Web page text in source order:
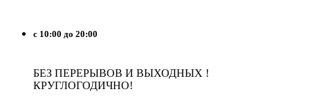
с 10:00 до 20:00
БЕЗ ПЕРЕРЫВОВ И ВЫХОДНЫХ !
КРУГЛОГОДИЧНО!